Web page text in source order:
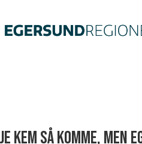
kem så komme,